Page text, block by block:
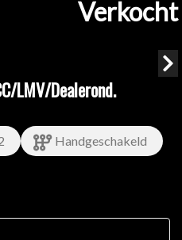
Verkocht
LMV/Dealerond.
Handgeschakeld